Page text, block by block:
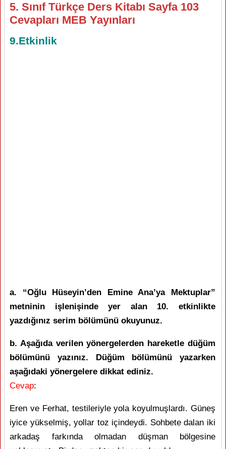
5. Sınıf Türkçe Ders Kitabı Sayfa 103
Cevapları MEB Yayınları
9.Etkinlik
a. “Oğlu Hüseyin’den Emine Ana’ya Mektuplar”
metninin işlenişinde yer alan 10. etkinlikte
yazdığınız serim bölümünü okuyunuz.
b. Aşağıda verilen yönergelerden hareketle düğüm
bölümünü yazınız. Düğüm bölümünü yazarken
aşağıdaki yönergelere dikkat ediniz.
Cevap:
Eren ve Ferhat, testileriyle yola koyulmuşlardı. Güneş
iyice yükselmiş, yollar toz içindeydi. Sohbete dalan iki
arkadaş farkında olmadan düşman bölgesine